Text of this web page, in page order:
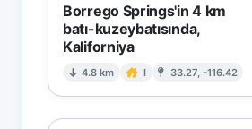
Borrego Springs'in 4 km
batı-kuzeybatısında,
Kaliforniya
4.8 km I 33.27, -116.42